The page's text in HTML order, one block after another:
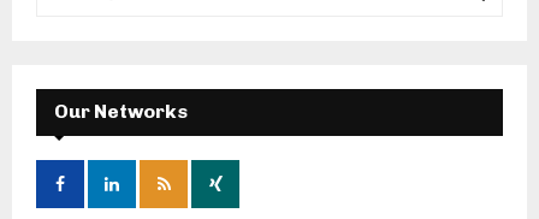
f
o
:
E
A
Our Networks